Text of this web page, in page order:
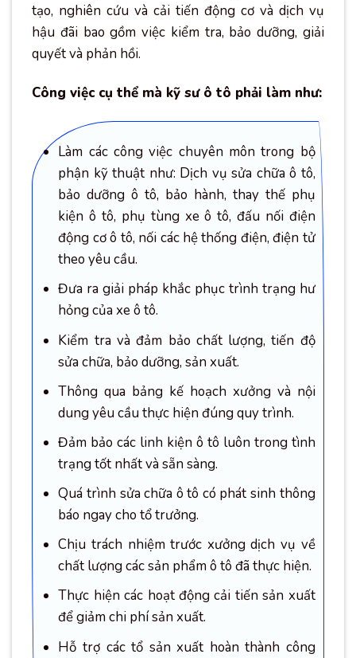
tạo, nghiên cứu và cải tiến động cơ và dịch vụ
hậu đãi bao gồm việc kiểm tra, bảo dưỡng, giải
quyết và phản hồi.
Công việc cụ thể mà kỹ sư ô tô phải làm như:
Làm các công việc chuyên môn trong bộ
phận kỹ thuật như: Dịch vụ sửa chữa ô tô,
bảo dưỡng ô tô, bảo hành, thay thế phụ
kiện ô tô, phụ tùng xe ô tô, đấu nối điện
động cơ ô tô, nối các hệ thống điện, điện tử
theo yêu cầu.
Đưa ra giải pháp khắc phục trình trạng hư
hỏng của xe ô tô.
Kiểm tra và đảm bảo chất lượng, tiến độ
sửa chữa, bảo dưỡng, sản xuất.
Thông qua bảng kế hoạch xưởng và nội
dung yêu cầu thực hiện đúng quy trình.
Đảm bảo các linh kiện ô tô luôn trong tình
trạng tốt nhất và sẵn sàng.
Quá trình sửa chữa ô tô có phát sinh thông
báo ngay cho tổ trưởng.
Chịu trách nhiệm trước xưởng dịch vụ về
chất lượng các sản phẩm ô tô đã thực hiện.
Thực hiện các hoạt động cải tiến sản xuất
để giảm chi phí sản xuất.
Hỗ trợ các tổ sản xuất hoàn thành công